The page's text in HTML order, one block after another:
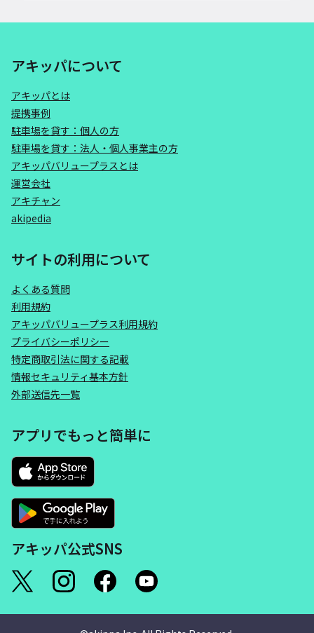
アキッパについて
アキッパとは
提携事例
駐車場を貸す：個人の方
駐車場を貸す：法人・個人事業主の方
アキッパバリュープラスとは
運営会社
アキチャン
akipedia
サイトの利用について
よくある質問
利用規約
アキッパバリュープラス利用規約
プライバシーポリシー
特定商取引法に関する記載
情報セキュリティ基本方針
外部送信先一覧
アプリでもっと簡単に
アキッパ公式SNS